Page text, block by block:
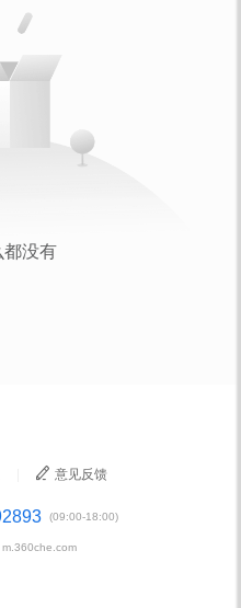
意见反馈
(09:00-18:00)
m.360che.com